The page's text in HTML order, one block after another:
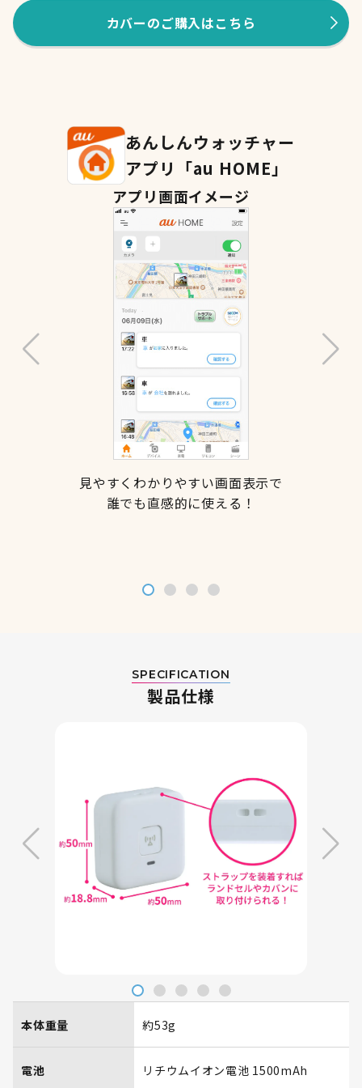
カバーのご購入はこちら
あんしんウォッチャー
アプリ「au HOME」
アプリ画面イメージ
見やすくわかりやすい画面表示で
誰でも直感的に使える！
SPECIFICATION
製品仕様
本体重量 約53g
電池 リチウムイオン電池 1500mAh